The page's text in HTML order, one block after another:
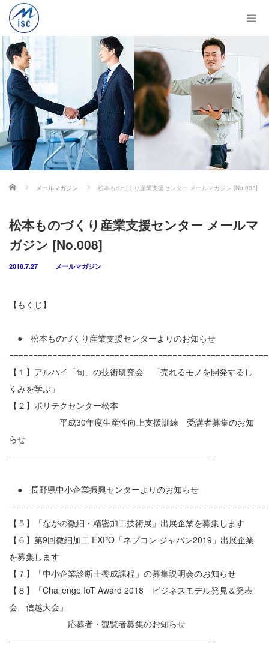
ホーム メールマガジン 松本ものづくり産業支援センター メールマガジン [No.008]
松本ものづくり産業支援センター メールマ
ガジン [No.008]
2018.7.27 メールマガジン
【もくじ】
● 松本ものづくり産業支援センターよりのお知らせ
【１】アルハイ「旬」の技術研究会 「売れるモノを開発するし
くみを学ぶ」
【２】ポリテクセンター松本
平成30年度生産性向上支援訓練 受講者募集のお知
らせ
————————————————————————-
● 長野県中小企業振興センターよりのお知らせ
【５】「ながの微細・精密加工技術展」出展企業を募集します
【６】第9回微細加工 EXPO「ネプコン ジャパン2019」出展企業
を募集します
【７】「中小企業診断士養成課程」の募集説明会のお知らせ
【８】「Challenge IoT Award 2018 ビジネスモデル発見＆発表
会 信越大会」
応募者・観覧者募集のお知らせ
————————————————————————-